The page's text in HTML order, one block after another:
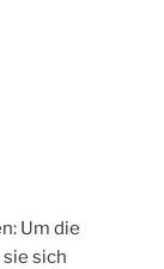
Um die
sich